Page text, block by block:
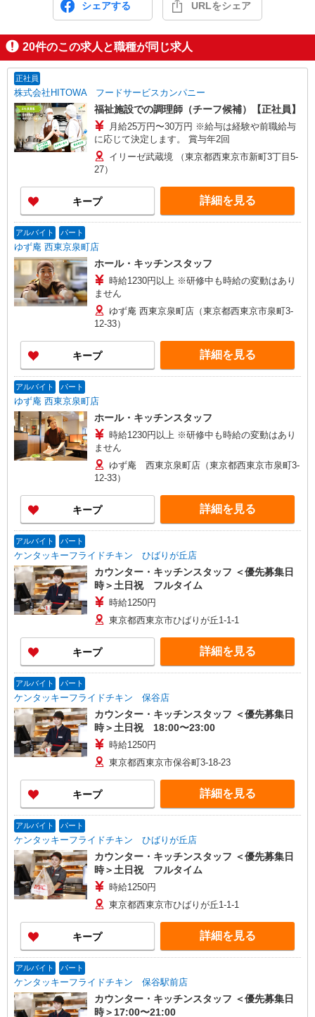
シェアする URLをシェア
20件のこの求人と職種が同じ求人
正社員
株式会社HITOWA フードサービスカンパニー
福祉施設での調理師（チーフ候補）【正社員】
月給25万円〜30万円 ※給与は経験や前職給与
に応じて決定します。 賞与年2回
イリーゼ武蔵境 （東京都西東京市新町3丁目5-
27）
キープ 詳細を見る
アルバイト パート
ゆず庵 西東京泉町店
ホール・キッチンスタッフ
時給1230円以上 ※研修中も時給の変動はあり
ません
ゆず庵 西東京泉町店（東京都西東京市泉町3-
12-33）
キープ 詳細を見る
アルバイト パート
ゆず庵 西東京泉町店
ホール・キッチンスタッフ
時給1230円以上 ※研修中も時給の変動はあり
ません
ゆず庵 西東京泉町店（東京都西東京市泉町3-
12-33）
キープ 詳細を見る
アルバイト パート
ケンタッキーフライドチキン ひばりが丘店
カウンター・キッチンスタッフ ＜優先募集日
時＞土日祝 フルタイム
時給1250円
東京都西東京市ひばりが丘1-1-1
キープ 詳細を見る
アルバイト パート
ケンタッキーフライドチキン 保谷店
カウンター・キッチンスタッフ ＜優先募集日
時＞土日祝 18:00〜23:00
時給1250円
東京都西東京市保谷町3-18-23
キープ 詳細を見る
アルバイト パート
ケンタッキーフライドチキン ひばりが丘店
カウンター・キッチンスタッフ ＜優先募集日
時＞土日祝 フルタイム
時給1250円
東京都西東京市ひばりが丘1-1-1
キープ 詳細を見る
アルバイト パート
ケンタッキーフライドチキン 保谷駅前店
カウンター・キッチンスタッフ ＜優先募集日
時＞17:00〜21:00